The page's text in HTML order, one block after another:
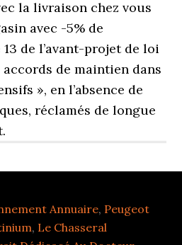
Annuaire, Peugeot
, Le Chasseral